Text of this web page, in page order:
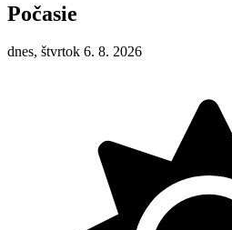
Počasie
dnes, štvrtok 6. 8. 2026